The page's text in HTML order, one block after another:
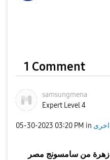
1 Comment
samsungmena
Expert Level 4
‎05-30-2023 03:20 PM in اخرى
زهرة من سامسونج مصر